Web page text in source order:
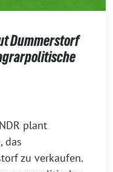
Dummerstorf
plant
das
zu verkaufen.